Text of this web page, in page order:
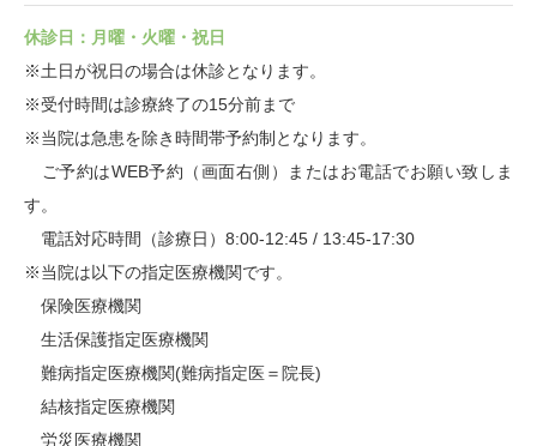
休診日：月曜・火曜・祝日
※土日が祝日の場合は休診となります。
※受付時間は診療終了の15分前まで
※当院は急患を除き時間帯予約制となります。
ご予約はWEB予約（画面右側）またはお電話でお願い致しま
す。
電話対応時間（診療日）8:00-12:45 / 13:45-17:30
※当院は以下の指定医療機関です。
保険医療機関
生活保護指定医療機関
難病指定医療機関(難病指定医＝院長)
結核指定医療機関
労災医療機関